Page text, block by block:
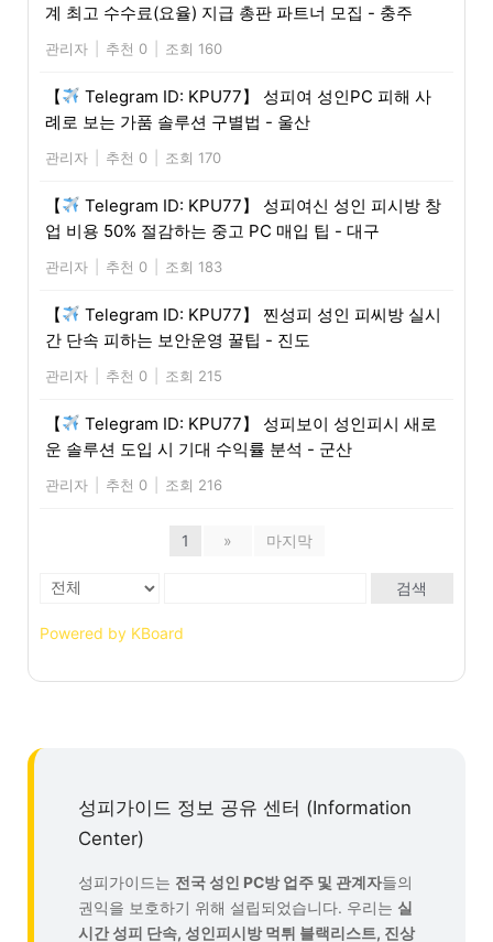
계 최고 수수료(요율) 지급 총판 파트너 모집 - 충주
관리자 추천 0 조회 160
【
Telegram ID: KPU77】 성피여 성인PC 피해 사
례로 보는 가품 솔루션 구별법 - 울산
관리자 추천 0 조회 170
【
Telegram ID: KPU77】 성피여신 성인 피시방 창
업 비용 50% 절감하는 중고 PC 매입 팁 - 대구
관리자 추천 0 조회 183
【
Telegram ID: KPU77】 찐성피 성인 피씨방 실시
간 단속 피하는 보안운영 꿀팁 - 진도
관리자 추천 0 조회 215
【
Telegram ID: KPU77】 성피보이 성인피시 새로
운 솔루션 도입 시 기대 수익률 분석 - 군산
관리자 추천 0 조회 216
1 » 마지막
검색
Powered by KBoard
성피가이드 정보 공유 센터 (Information
Center)
성피가이드는 전국 성인 PC방 업주 및 관계자들의
권익을 보호하기 위해 설립되었습니다. 우리는 실
시간 성피 단속, 성인피시방 먹튀 블랙리스트, 진상